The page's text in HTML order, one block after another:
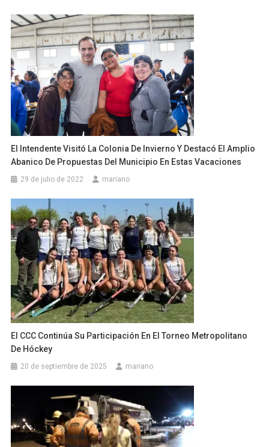
El Intendente Visitó La Colonia De Invierno Y Destacó El Amplio
Abanico De Propuestas Del Municipio En Estas Vacaciones
29 de julio de 2022 mariano
El CCC Continúa Su Participación En El Torneo Metropolitano
De Hóckey
20 de septiembre de 2025 mariano